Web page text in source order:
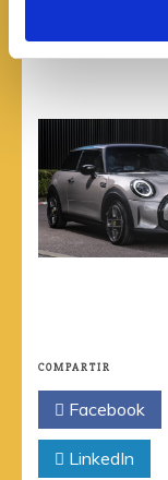
COMPARTIR
Facebook
LinkedIn